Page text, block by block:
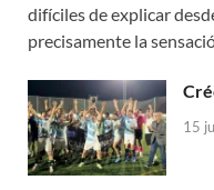
difíciles de explicar
precisamente la
15